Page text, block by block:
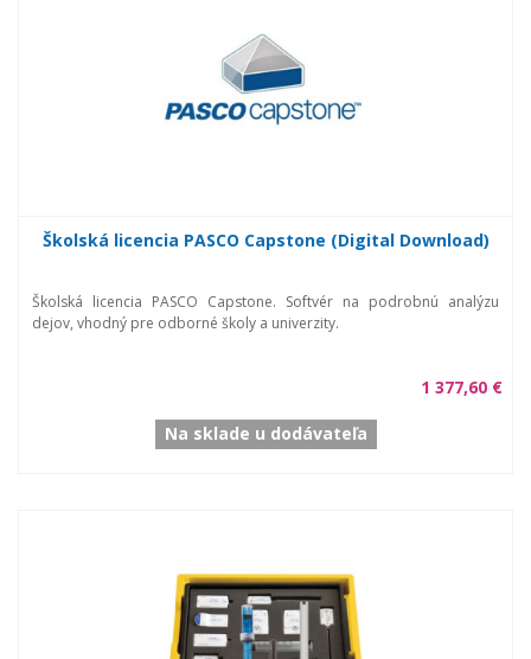
Školská licencia PASCO Capstone (Digital Download)
Školská licencia PASCO Capstone. Softvér na podrobnú analýzu
dejov, vhodný pre odborné školy a univerzity.
1 377,60 €
Na sklade u dodávateľa